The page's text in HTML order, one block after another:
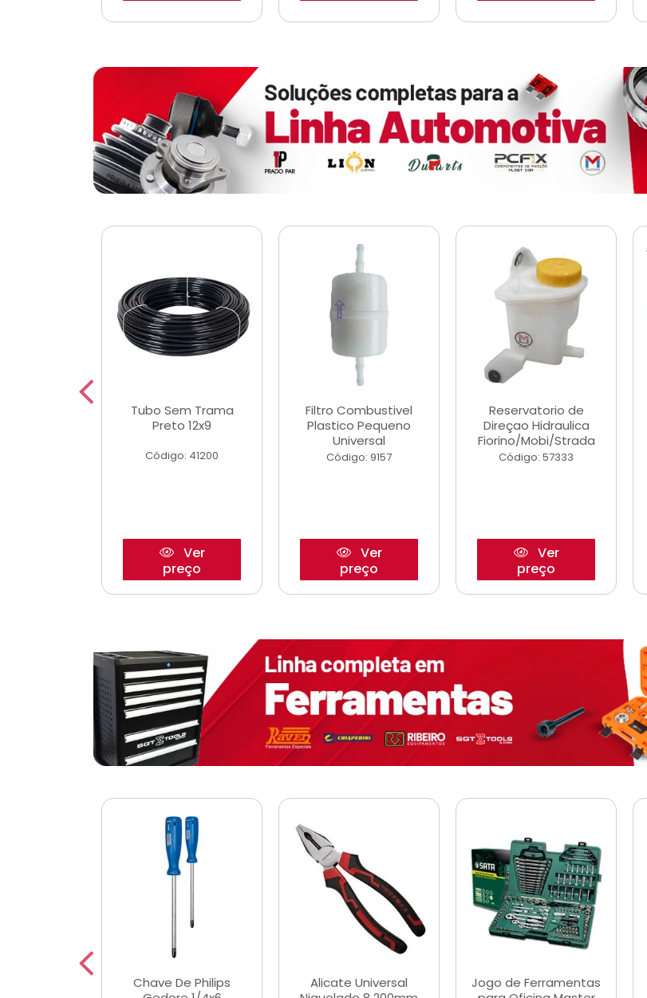
Tubo Sem Trama
Preto 12x9
Código: 41200
Ver
preço
Filtro Combustivel
Plastico Pequeno
Universal
Código: 9157
Ver
preço
Reservatorio de
Direçao Hidraulica
Fiorino/Mobi/Strada
Código: 57333
Ver
preço
Chave De Philips
Alicate Universal
Jogo de Ferramentas